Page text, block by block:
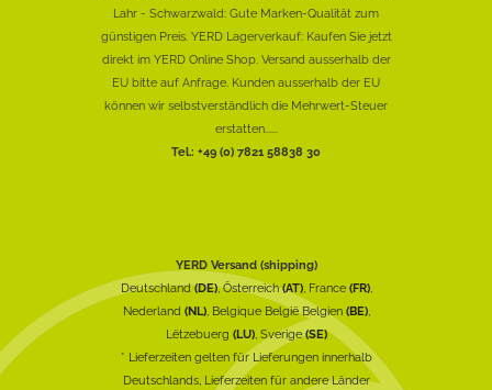
Lahr - Schwarzwald: Gute Marken-Qualität zum
günstigen Preis. YERD Lagerverkauf: Kaufen Sie jetzt
direkt im YERD Online Shop. Versand ausserhalb der
EU bitte auf Anfrage. Kunden ausserhalb der EU
können wir selbstverständlich die Mehrwert-Steuer
erstatten......
Tel.: +49 (0) 7821 58838 30
YERD Versand (shipping)
Deutschland(DE), Österreich(AT), France (FR),
Nederland (NL), Belgique België Belgien (BE),
Lëtzebuerg (LU), Sverige(SE)
* Lieferzeiten gelten für Lieferungen innerhalb
Deutschlands, Lieferzeiten für andere Länder